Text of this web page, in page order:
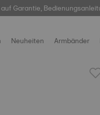
Garantie,
Neuheiten Armbänder